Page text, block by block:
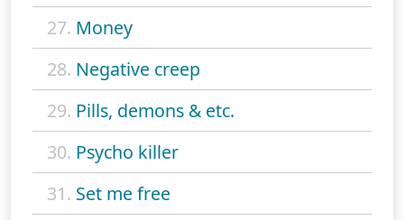
27. Money
28. Negative creep
29. Pills, demons & etc.
30. Psycho killer
31. Set me free